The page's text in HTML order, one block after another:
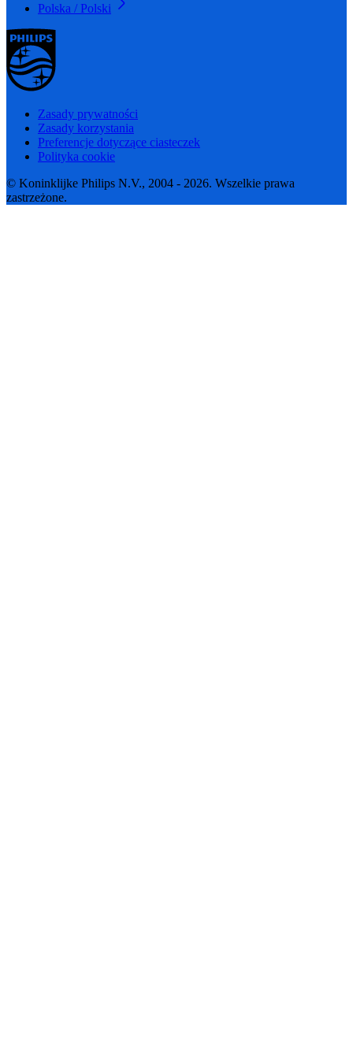
Polska / Polski
Zasady prywatności
Zasady korzystania
Preferencje dotyczące ciasteczek
Polityka cookie
© Koninklijke Philips N.V., 2004 - 2026. Wszelkie prawa
zastrzeżone.